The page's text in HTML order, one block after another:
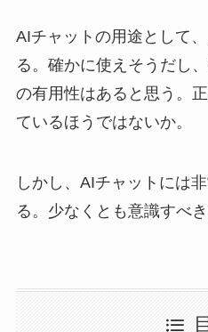
AIチャットの用途として
る。確かに使えそうだし
の有用性はあると思う。
ているほうではないか。
しかし、AIチャットには
る。少なくとも意識すべき